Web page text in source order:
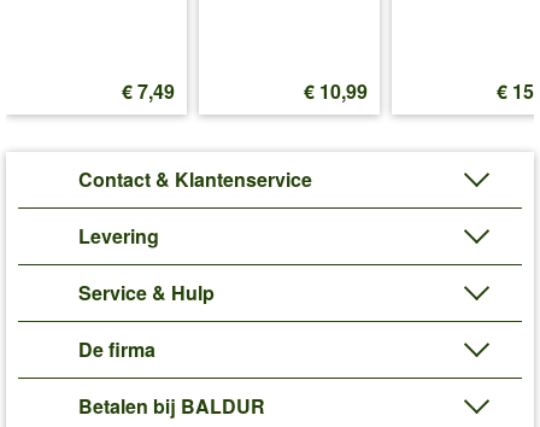
€ 7,49 € 10,99 €
Contact & Klantenservice
Levering
Service & Hulp
De firma
Betalen bij BALDUR